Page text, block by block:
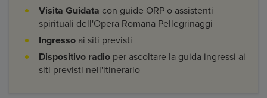
Visita Guidata con guide ORP o assistenti
spirituali dell'Opera Romana Pellegrinaggi
Ingresso ai siti previsti
Dispositivo radio per ascoltare la guida ingressi ai
siti previsti nell'itinerario